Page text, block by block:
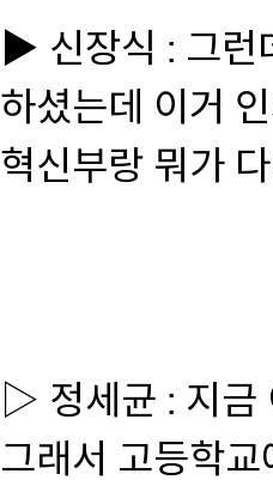
▶ 신장식 : 그런
하셨는데 이거
혁신부랑 뭐가
▷ 정세균 : 지금
그래서 고등학